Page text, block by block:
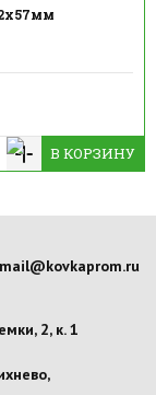
В КОРЗИНУ
mail@kovkaprom.ru
2, к. 1